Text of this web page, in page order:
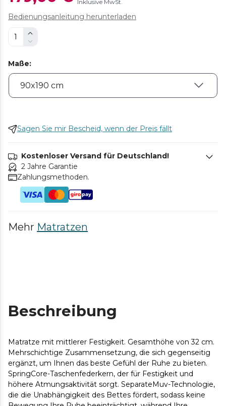
Inklusive MwSt.
Bedienungsanleitung herunterladen
Maße:
Sagen Sie mir Bescheid, wenn der Preis fällt
Kostenloser Versand für Deutschland!
2 Jahre Garantie
Zahlungsmethoden.
Mehr Matratzen
Beschreibung
Matratze mit mittlerer Festigkeit. Gesamthöhe von 32 cm.
Mehrschichtige Zusammensetzung, die sich gegenseitig
ergänzt, um Ihnen das beste Gefühl der Ruhe zu bieten.
SpringCore-Taschenfederkern, der für Festigkeit und
höhere Atmungsaktivität sorgt. SeparateMuv-Technologie,
die die Unabhängigkeit des Bettes fördert, sodass keine